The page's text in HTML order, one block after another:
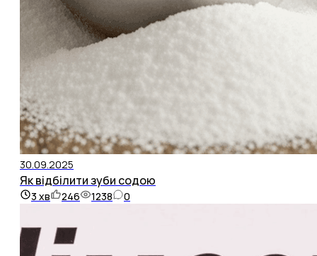
30.09.2025
Як відбілити зуби содою
3 хв 246 1238 0